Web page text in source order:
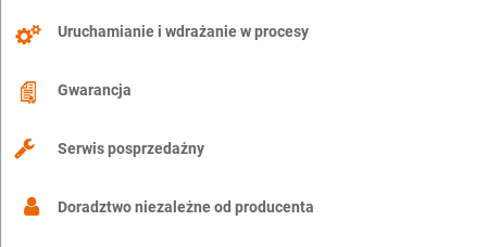
Uruchamianie i wdrażanie w procesy
Gwarancja
Serwis posprzedażny
Doradztwo niezależne od producenta